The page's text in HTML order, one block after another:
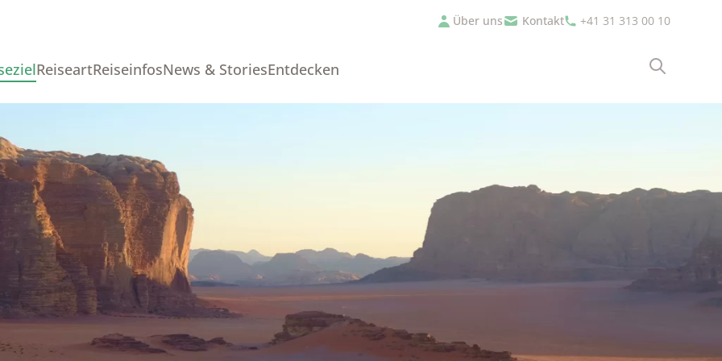
Über uns Kontakt +41 31 313 00 10
ReiseartReiseinfosNews & StoriesEntdecken Suche